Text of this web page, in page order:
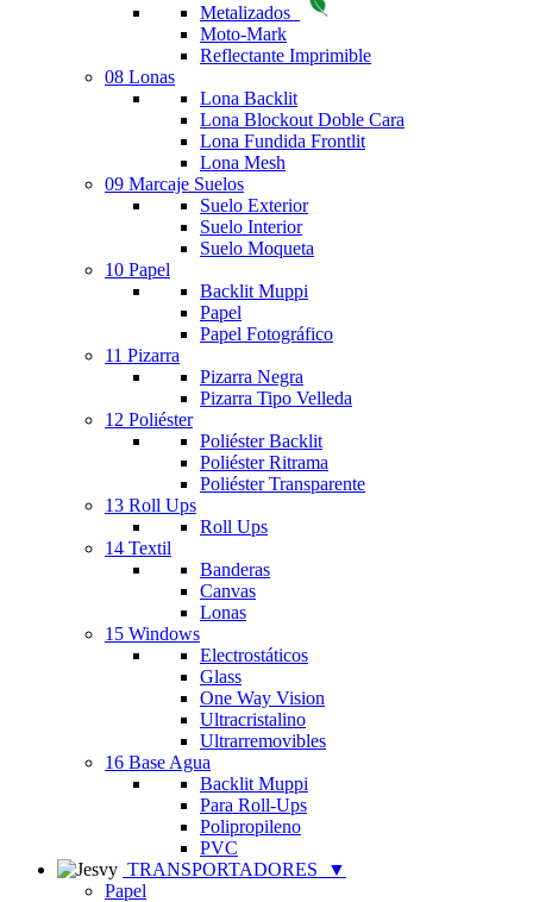
Metalizados
Moto-Mark
Reflectante Imprimible
08 Lonas
Lona Backlit
Lona Blockout Doble Cara
Lona Fundida Frontlit
Lona Mesh
09 Marcaje Suelos
Suelo Exterior
Suelo Interior
Suelo Moqueta
10 Papel
Backlit Muppi
Papel
Papel Fotográfico
11 Pizarra
Pizarra Negra
Pizarra Tipo Velleda
12 Poliéster
Poliéster Backlit
Poliéster Ritrama
Poliéster Transparente
13 Roll Ups
Roll Ups
14 Textil
Banderas
Canvas
Lonas
15 Windows
Electrostáticos
Glass
One Way Vision
Ultracristalino
Ultrarremovibles
16 Base Agua
Backlit Muppi
Para Roll-Ups
Polipropileno
PVC
TRANSPORTADORES
▼
Papel